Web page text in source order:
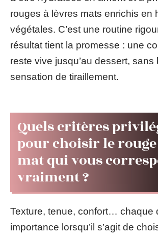
rouges à lèvres mats enrichis en
végétales. C’est une routine
résultat tient la promesse : une
reste vive jusqu’au dessert, sans
sensation de tiraillement.
Quels critères
pour choisir le
mat qui vous
vraiment ?
Texture, tenue, confort… chaque
importance lorsqu’il s’agit de